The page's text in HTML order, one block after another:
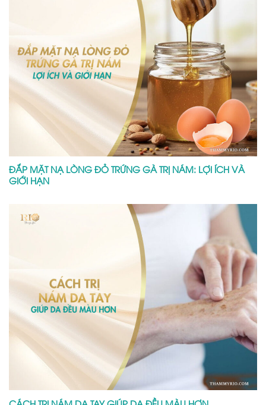
ĐẮP MẶT NẠ LÒNG ĐỎ TRỨNG GÀ TRỊ NÁM: LỢI ÍCH VÀ
GIỚI HẠN